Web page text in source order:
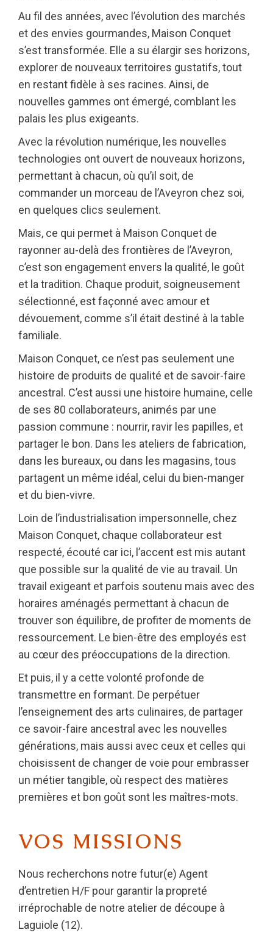
Au fil des années, avec l’évolution des marchés
et des envies gourmandes, Maison Conquet
s’est transformée. Elle a su élargir ses horizons,
explorer de nouveaux territoires gustatifs, tout
en restant fidèle à ses racines. Ainsi, de
nouvelles gammes ont émergé, comblant les
palais les plus exigeants.
Avec la révolution numérique, les nouvelles
technologies ont ouvert de nouveaux horizons,
permettant à chacun, où qu’il soit, de
commander un morceau de l’Aveyron chez soi,
en quelques clics seulement.
Mais, ce qui permet à Maison Conquet de
rayonner au-delà des frontières de l’Aveyron,
c’est son engagement envers la qualité, le goût
et la tradition. Chaque produit, soigneusement
sélectionné, est façonné avec amour et
dévouement, comme s’il était destiné à la table
familiale.
Maison Conquet, ce n’est pas seulement une
histoire de produits de qualité et de savoir-faire
ancestral. C’est aussi une histoire humaine, celle
de ses 80 collaborateurs, animés par une
passion commune : nourrir, ravir les papilles, et
partager le bon. Dans les ateliers de fabrication,
dans les bureaux, ou dans les magasins, tous
partagent un même idéal, celui du bien-manger
et du bien-vivre.
Loin de l’industrialisation impersonnelle, chez
Maison Conquet, chaque collaborateur est
respecté, écouté car ici, l’accent est mis autant
que possible sur la qualité de vie au travail. Un
travail exigeant et parfois soutenu mais avec des
horaires aménagés permettant à chacun de
trouver son équilibre, de profiter de moments de
ressourcement. Le bien-être des employés est
au cœur des préoccupations de la direction.
Et puis, il y a cette volonté profonde de
transmettre en formant. De perpétuer
l’enseignement des arts culinaires, de partager
ce savoir-faire ancestral avec les nouvelles
générations, mais aussi avec ceux et celles qui
choisissent de changer de voie pour embrasser
un métier tangible, où respect des matières
premières et bon goût sont les maîtres-mots.
VOS MISSIONS
Nous recherchons notre futur(e) Agent
d’entretien H/F pour garantir la propreté
irréprochable de notre atelier de découpe à
Laguiole (12).